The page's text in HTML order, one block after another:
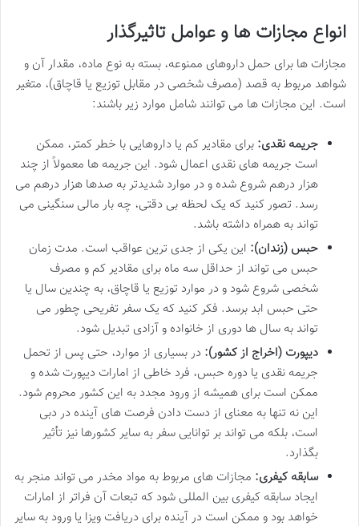
انواع مجازات ها و عوامل تاثیرگذار
مجازات ها برای حمل داروهای ممنوعه، بسته به نوع ماده، مقدار آن و
شواهد مربوط به قصد (مصرف شخصی در مقابل توزیع یا قاچاق)، متغیر
است. این مجازات ها می توانند شامل موارد زیر باشند:
جریمه نقدی: برای مقادیر کم یا داروهایی با خطر کمتر، ممکن
است جریمه های نقدی اعمال شود. این جریمه ها معمولاً از چند
هزار درهم شروع شده و در موارد شدیدتر به صدها هزار درهم می
رسد. تصور کنید که یک لحظه بی دقتی، چه بار مالی سنگینی می
تواند به همراه داشته باشد.
حبس (زندان): این یکی از جدی ترین عواقب است. مدت زمان
حبس می تواند از حداقل سه ماه برای مقادیر کم و مصرف
شخصی شروع شود و در موارد توزیع یا قاچاق، به چندین سال یا
حتی حبس ابد برسد. فکر کنید که یک سفر تفریحی چطور می
تواند به سال ها دوری از خانواده و آزادی تبدیل شود.
دیپورت (اخراج از کشور): در بسیاری از موارد، حتی پس از تحمل
جریمه نقدی یا دوره حبس، فرد خاطی از امارات دیپورت شده و
ممکن است برای همیشه از ورود مجدد به این کشور محروم شود.
این نه تنها به معنای از دست دادن فرصت های آینده در دبی
است، بلکه می تواند بر توانایی سفر به سایر کشورها نیز تأثیر
بگذارد.
سابقه کیفری: مجازات های مربوط به مواد مخدر می تواند منجر به
ایجاد سابقه کیفری بین المللی شود که تبعات آن فراتر از امارات
خواهد بود و ممکن است در آینده برای دریافت ویزا یا ورود به سایر